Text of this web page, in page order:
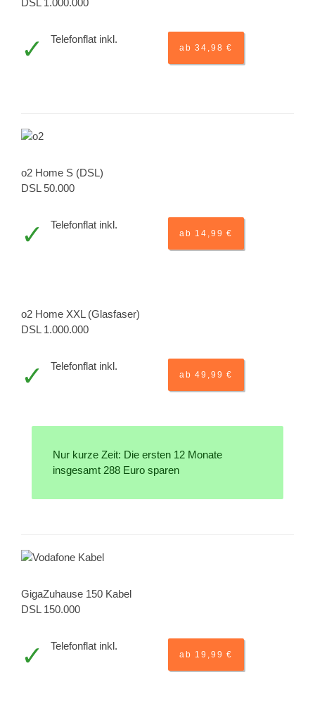
DSL 1.000.000
Telefonflat inkl.
ab 34,98 €
o2 Home S (DSL)
DSL 50.000
Telefonflat inkl.
ab 14,99 €
o2 Home XXL (Glasfaser)
DSL 1.000.000
Telefonflat inkl.
ab 49,99 €
Nur kurze Zeit: Die ersten 12 Monate
insgesamt 288 Euro sparen
GigaZuhause 150 Kabel
DSL 150.000
Telefonflat inkl.
ab 19,99 €